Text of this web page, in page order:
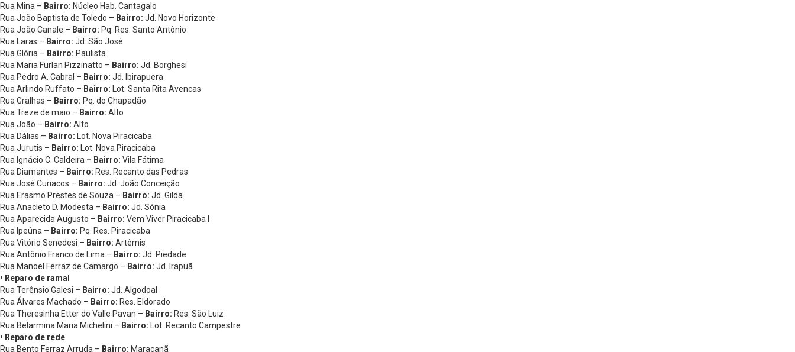
Rua Mina – Bairro: Núcleo Hab. Cantagalo
Rua João Baptista de Toledo – Bairro: Jd. Novo Horizonte
Rua João Canale – Bairro: Pq. Res. Santo Antônio
Rua Laras – Bairro: Jd. São José
Rua Glória – Bairro: Paulista
Rua Maria Furlan Pizzinatto – Bairro: Jd. Borghesi
Rua Pedro A. Cabral – Bairro: Jd. Ibirapuera
Rua Arlindo Ruffato – Bairro: Lot. Santa Rita Avencas
Rua Gralhas – Bairro: Pq. do Chapadão
Rua Treze de maio – Bairro: Alto
Rua João – Bairro: Alto
Rua Dálias – Bairro: Lot. Nova Piracicaba
Rua Jurutis – Bairro: Lot. Nova Piracicaba
Rua Ignácio C. Caldeira – Bairro: Vila Fátima
Rua Diamantes – Bairro: Res. Recanto das Pedras
Rua José Curiacos – Bairro: Jd. João Conceição
Rua Erasmo Prestes de Souza – Bairro: Jd. Gilda
Rua Anacleto D. Modesta – Bairro: Jd. Sônia
Rua Aparecida Augusto – Bairro: Vem Viver Piracicaba I
Rua Ipeúna – Bairro: Pq. Res. Piracicaba
Rua Vitório Senedesi – Bairro: Artêmis
Rua Antônio Franco de Lima – Bairro: Jd. Piedade
Rua Manoel Ferraz de Camargo – Bairro: Jd. Irapuã
• Reparo de ramal
Rua Terênsio Galesi – Bairro: Jd. Algodoal
Rua Álvares Machado – Bairro: Res. Eldorado
Rua Theresinha Etter do Valle Pavan – Bairro: Res. São Luiz
Rua Belarmina Maria Michelini – Bairro: Lot. Recanto Campestre
• Reparo de rede
Rua Bento Ferraz Arruda – Bairro: Maracanã